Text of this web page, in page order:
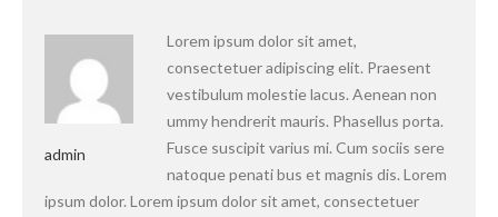
admin
Lorem ipsum dolor sit amet,
consectetuer adipiscing elit. Praesent
vestibulum molestie lacus. Aenean non
ummy hendrerit mauris. Phasellus porta.
Fusce suscipit varius mi. Cum sociis sere
natoque penati bus et magnis dis. Lorem
ipsum dolor. Lorem ipsum dolor sit amet, consectetuer